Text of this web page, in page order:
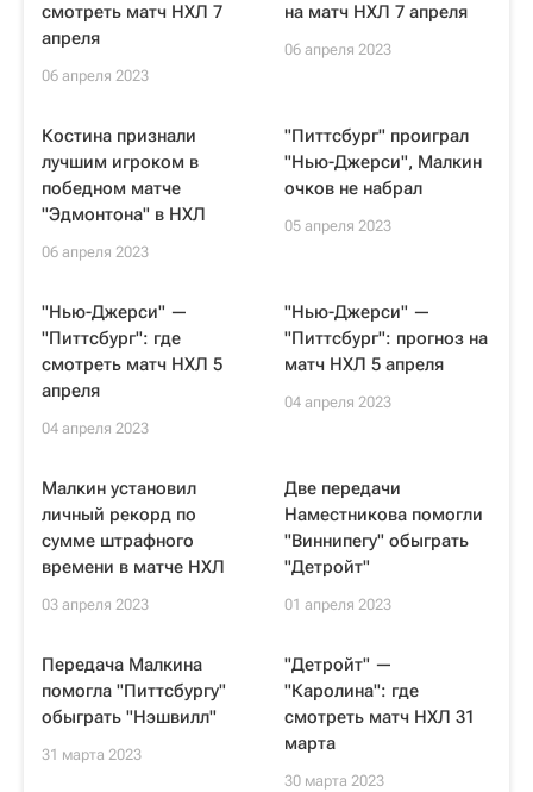
смотреть матч НХЛ 7
апреля
06 апреля 2023
на матч НХЛ 7 апреля
06 апреля 2023
Костина признали
лучшим игроком в
победном матче
"Эдмонтона" в НХЛ
06 апреля 2023
"Питтсбург" проиграл
"Нью-Джерси", Малкин
очков не набрал
05 апреля 2023
"Нью-Джерси" —
"Питтсбург": где
смотреть матч НХЛ 5
апреля
04 апреля 2023
"Нью-Джерси" —
"Питтсбург": прогноз на
матч НХЛ 5 апреля
04 апреля 2023
Малкин установил
личный рекорд по
сумме штрафного
времени в матче НХЛ
03 апреля 2023
Две передачи
Наместникова помогли
"Виннипегу" обыграть
"Детройт"
01 апреля 2023
Передача Малкина
помогла "Питтсбургу"
обыграть "Нэшвилл"
31 марта 2023
"Детройт" —
"Каролина": где
смотреть матч НХЛ 31
марта
30 марта 2023